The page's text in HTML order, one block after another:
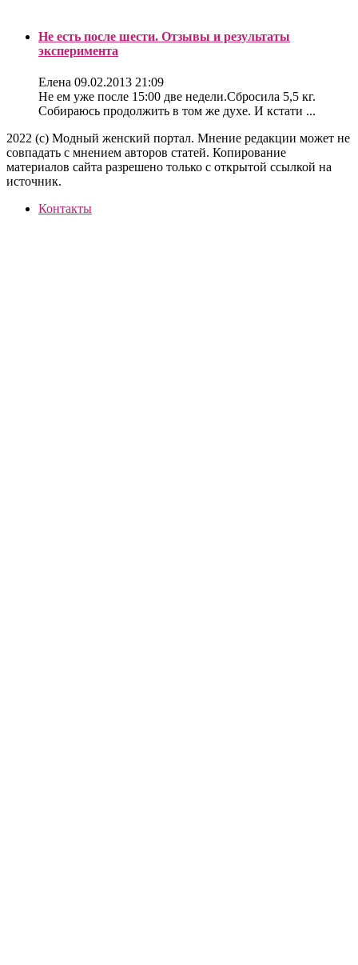
Не есть после шести. Отзывы и результаты
эксперимента
Елена 09.02.2013 21:09
Не ем уже после 15:00 две недели.Сбросила 5,5 кг.
Собираюсь продолжить в том же духе. И кстати ...
2022 (c) Модный женский портал. Мнение редакции может не
совпадать с мнением авторов статей. Копирование
материалов сайта разрешено только с открытой ссылкой на
источник.
Контакты